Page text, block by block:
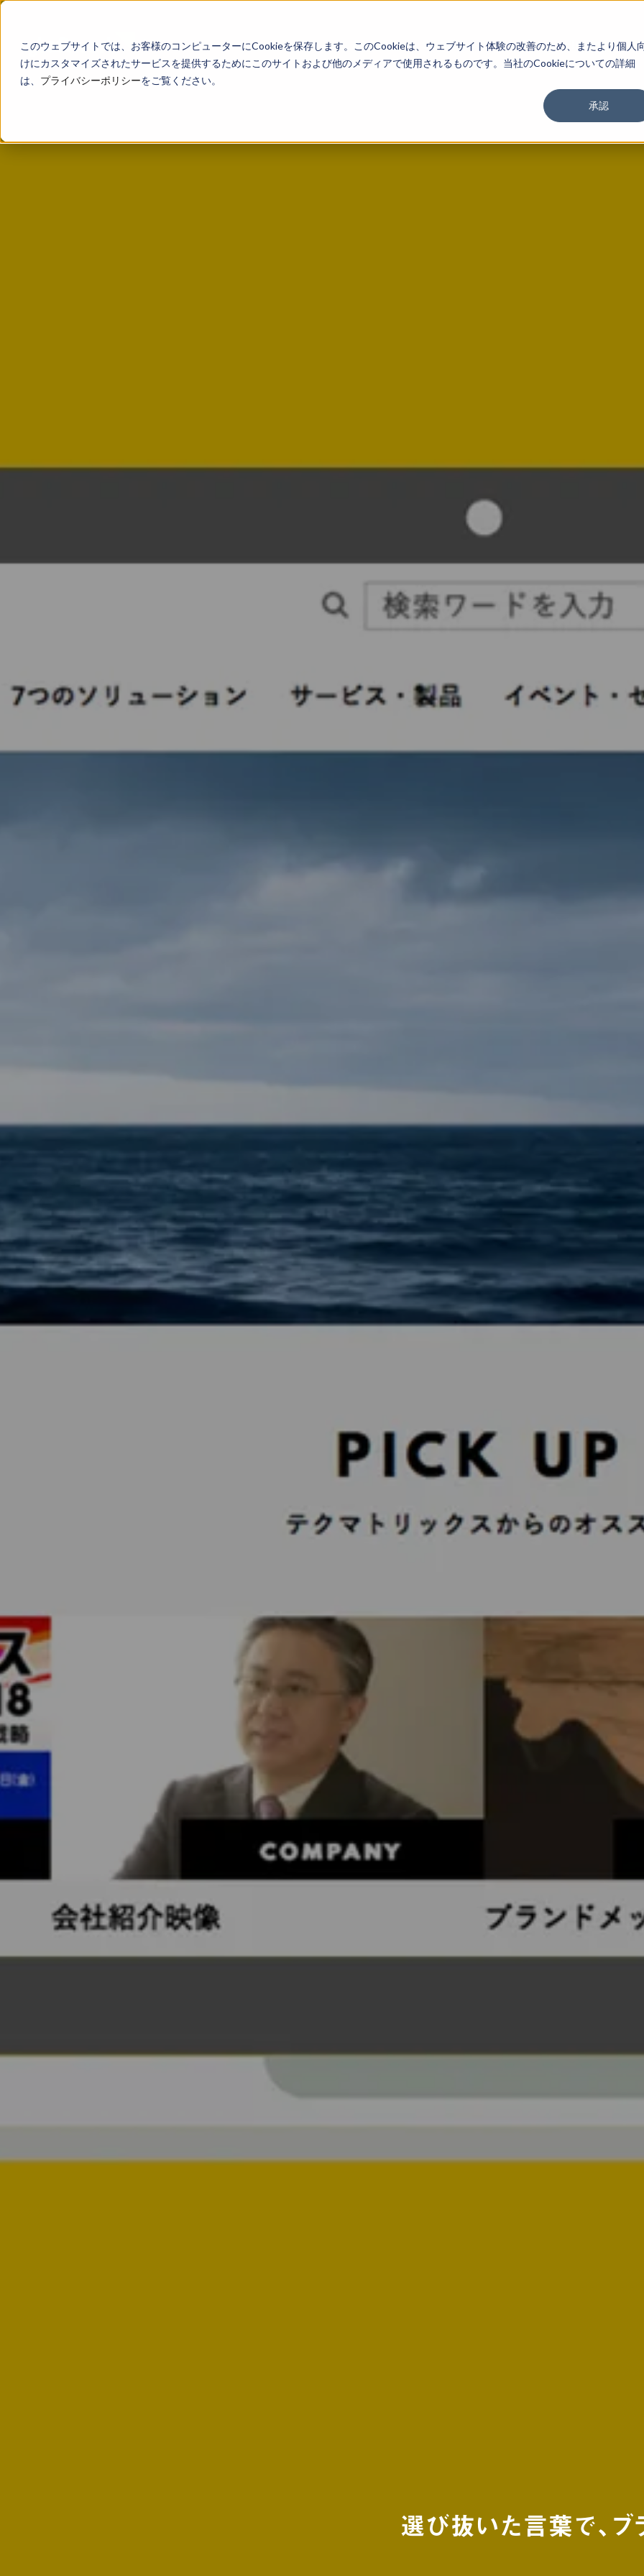
このウェブサイトでは、お客様のコンピューターにCookieを保存します。このCookieは、ウェブサイト体験の改善のため、またより個人
けにカスタマイズされたサービスを提供するためにこのサイトおよび他のメディアで使用されるものです。当社のCookieについての詳細
は、 プライバシーポリシーをご覧ください。
承認
About Service Work Findings
選び抜いた言葉で、